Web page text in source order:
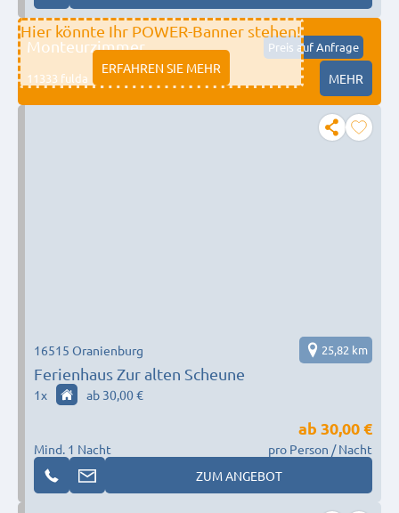
Hier könnte Ihr POWER-Banner stehen!
ERFAHREN SIE MEHR
Monteurzimmer Preis auf Anfrage
11333 fulda MEHR
Ferienhaus Zur alten Scheune
16515 Oranienburg 25,82 km
1x ab 30,00 €
Mind. 1 Nacht
ab 30,00 €
pro Person / Nacht
ZUM ANGEBOT